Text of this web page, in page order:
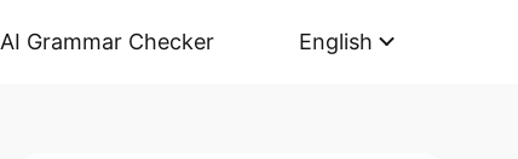
AI Grammar Checker English